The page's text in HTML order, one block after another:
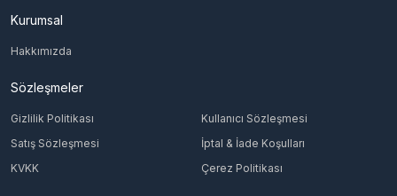
Kurumsal
Hakkımızda
Sözleşmeler
Gizlilik Politikası
Kullanıcı Sözleşmesi
Satış Sözleşmesi
İptal & İade Koşulları
KVKK
Çerez Politikası